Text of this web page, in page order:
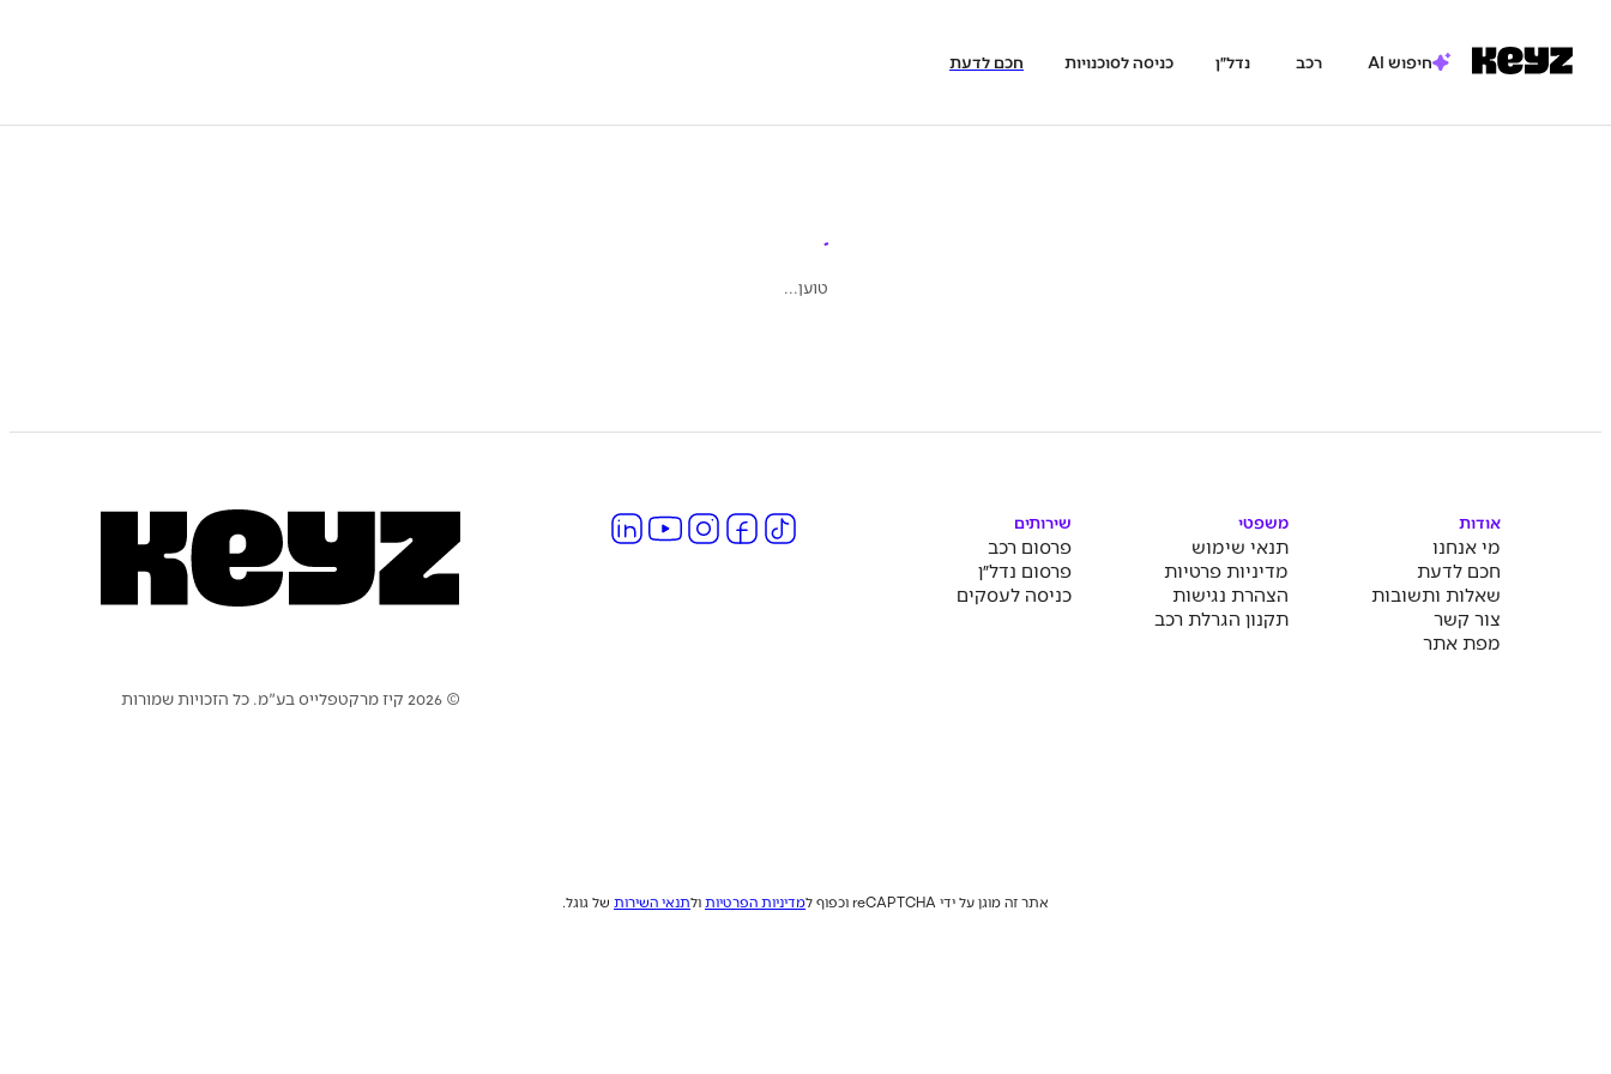
חיפוש AI רכב נדל״ן כניסה לסוכנויות חכם לדעת
טוען...
אודות
מי אנחנו
חכם לדעת
שאלות ותשובות
צור קשר
מפת אתר
משפטי
תנאי שימוש
מדיניות פרטיות
הצהרת נגישות
תקנון הגרלת רכב
שירותים
פרסום רכב
פרסום נדל״ן
כניסה לעסקים
© 2026 קיז מרקטפלייס בע"מ. כל הזכויות שמורות
אתר זה מוגן על ידי reCAPTCHA וכפוף ל מדיניות הפרטיות ולתנאי השירות של גוגל.